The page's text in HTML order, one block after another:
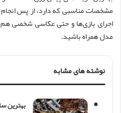
مشخصات مناسبی که دارد، از پس
اجرای بازی‌ها و حتی عکاسی شخصی
مدل همراه باشید.
نوشته های مشابه
بهترین